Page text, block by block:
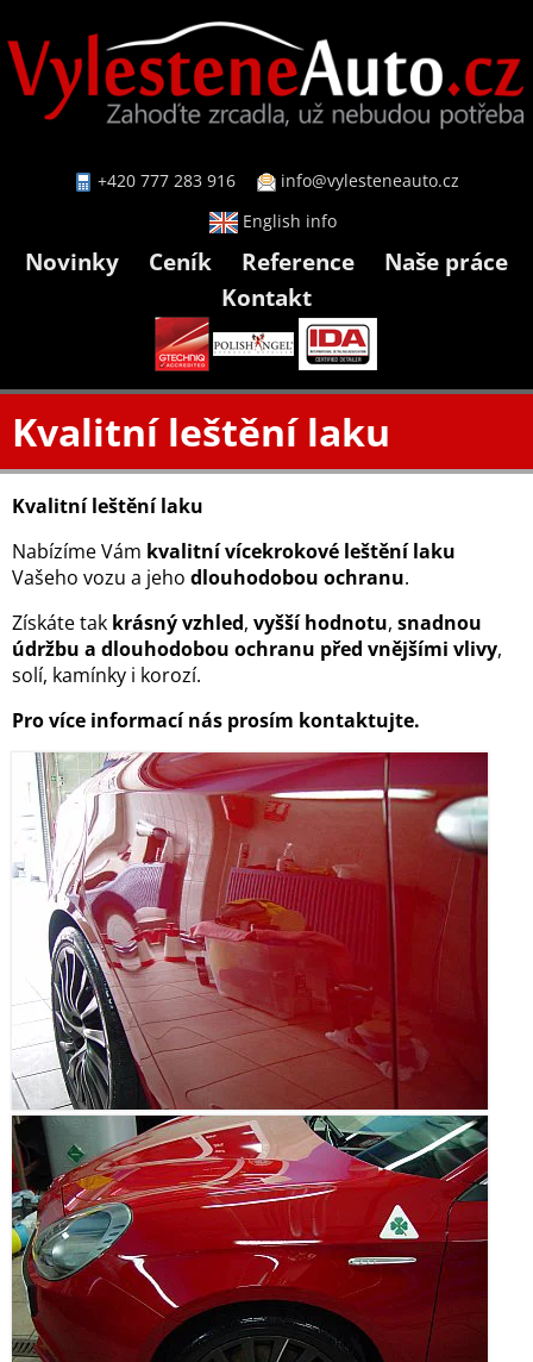
+420 777 283 916
info@vylesteneauto.cz
English info
Novinky Ceník Reference
Naše práce
Kontakt
Kvalitní leštění laku
Kvalitní leštění laku
Nabízíme Vám kvalitní vícekrokové leštění laku
Vašeho vozu a jeho dlouhodobou ochranu.
Získáte tak krásný vzhled, vyšší hodnotu, snadnou
údržbu a dlouhodobou ochranu před vnějšími vlivy,
solí, kamínky i korozí.
Pro více informací nás prosím kontaktujte.